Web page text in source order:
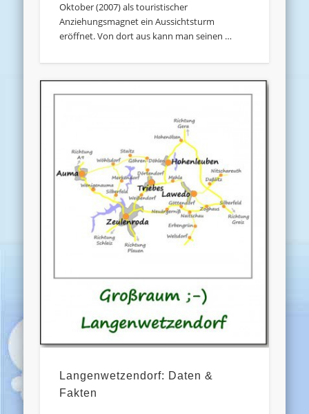
Oktober (2007) als touristischer
Anziehungsmagnet ein Aussichtsturm
eröffnet. Von dort aus kann man seinen …
Langenwetzendorf: Daten &
Fakten